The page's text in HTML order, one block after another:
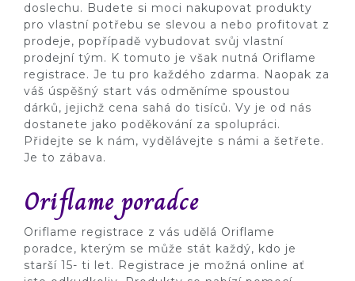
doslechu. Budete si moci nakupovat produkty
pro vlastní potřebu se slevou a nebo profitovat z
prodeje, popřípadě vybudovat svůj vlastní
prodejní tým. K tomuto je však nutná Oriflame
registrace. Je tu pro každého zdarma. Naopak za
váš úspěšný start vás odměníme spoustou
dárků, jejichž cena sahá do tisíců. Vy je od nás
dostanete jako poděkování za spolupráci.
Přidejte se k nám, vydělávejte s námi a šetřete.
Je to zábava.
Oriflame poradce
Oriflame registrace z vás udělá Oriflame
poradce, kterým se může stát každý, kdo je
starší 15- ti let. Registrace je možná online ať